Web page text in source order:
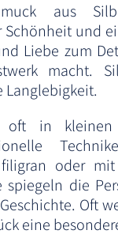
aus
und
Liebe zum
macht.
Langlebigkeit.
oft in kleinen
oder mit
spiegeln die
Oft
eine